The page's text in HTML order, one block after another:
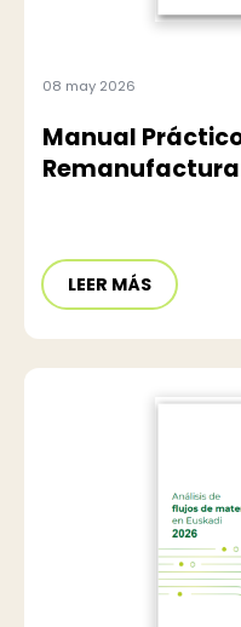
08 may 2026
Manual
Remanufactura
LEER MÁS